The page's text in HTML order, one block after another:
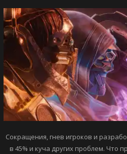
Сокращения, гнев игроков и
в 45% и куча других проблем. Что